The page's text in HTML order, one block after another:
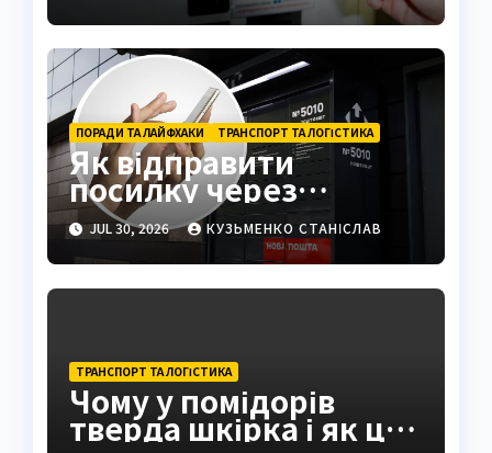
ПОРАДИ ТА ЛАЙФХАКИ ТРАНСПОРТ ТА ЛОГІСТИКА
Як відправити
посилку через
поштомат: повна
інструкція 2026
JUL 30, 2026 КУЗЬМЕНКО СТАНІСЛАВ
ТРАНСПОРТ ТА ЛОГІСТИКА
Чому у помідорів
тверда шкірка і як це